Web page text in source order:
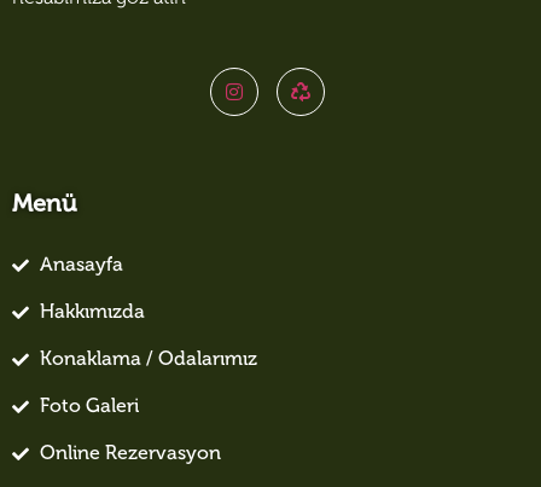
Menü
Anasayfa
Hakkımızda
Konaklama / Odalarımız
Foto Galeri
Online Rezervasyon